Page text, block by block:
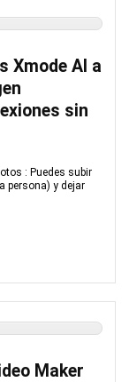
Xmode AI a
sin
: Puedes subir
persona) y dejar
Maker